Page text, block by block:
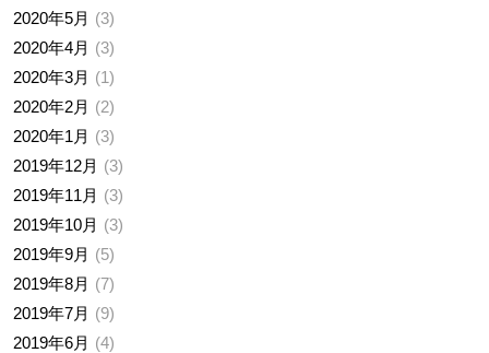
2020年5月
3
2020年4月
3
2020年3月
1
2020年2月
2
2020年1月
3
2019年12月
3
2019年11月
3
2019年10月
3
2019年9月
5
2019年8月
7
2019年7月
9
2019年6月
4